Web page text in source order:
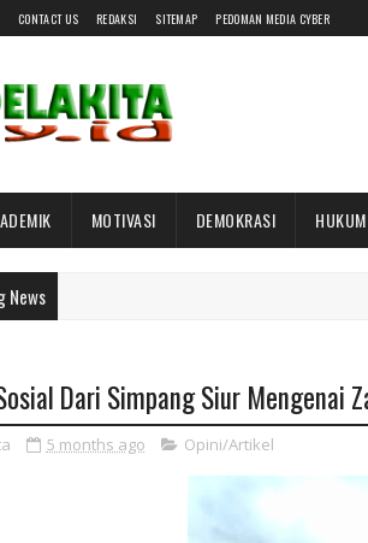
CONTACT US REDAKSI SITEMAP PEDOMAN MEDIA CYBER
MOTIVASI DEMOKRASI HUKUM
News
Dari Simpang Siur Mengenai
5 months ago Opini/Artikel